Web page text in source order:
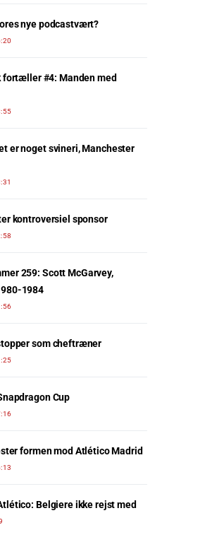
nye podcastvært?
fortæller #4: Manden med
er noget svineri, Manchester
kontroversiel sponsor
259: Scott McGarvey,
1984
som cheftræner
Cup
formen mod Atlético Madrid
Belgiere ikke rejst med